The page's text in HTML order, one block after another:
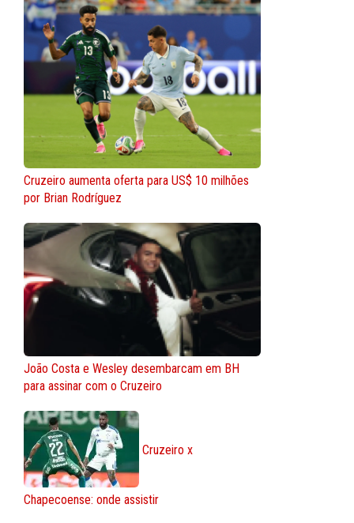
Cruzeiro aumenta oferta para US$ 10 milhões
por Brian Rodríguez
João Costa e Wesley desembarcam em BH
para assinar com o Cruzeiro
Cruzeiro x
Chapecoense: onde assistir